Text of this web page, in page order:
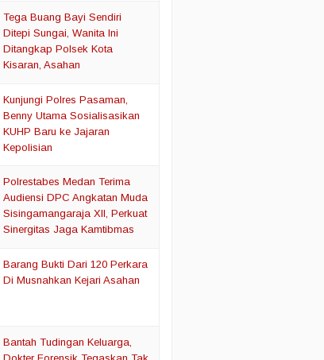
Tega Buang Bayi Sendiri
Ditepi Sungai, Wanita Ini
Ditangkap Polsek Kota
Kisaran, Asahan
Kunjungi Polres Pasaman,
Benny Utama Sosialisasikan
KUHP Baru ke Jajaran
Kepolisian
Polrestabes Medan Terima
Audiensi DPC Angkatan Muda
Sisingamangaraja XII, Perkuat
Sinergitas Jaga Kamtibmas
Barang Bukti Dari 120 Perkara
Di Musnahkan Kejari Asahan
Bantah Tudingan Keluarga,